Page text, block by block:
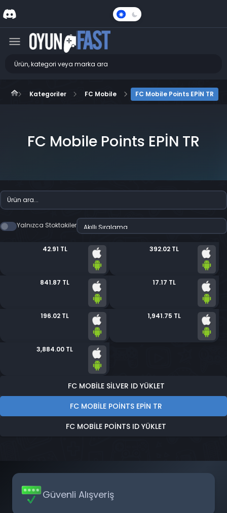
Karanlık
Kategoriler FC Mobile FC Mobile Points EPİN TR
FC Mobile Points EPİN TR
Yalnızca Stoktakiler
42.91 TL 392.02 TL
841.87 TL 17.17 TL
196.02 TL 1,941.75 TL
3,884.00 TL
FC MOBILE SILVER ID YÜKLET
FC MOBILE POINTS EPİN TR
FC MOBILE POINTS ID YÜKLET
Güvenli Alışveriş